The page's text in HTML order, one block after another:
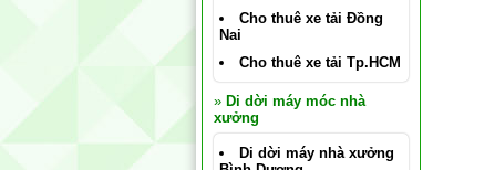
Cho thuê xe tải Đồng
Nai
Cho thuê xe tải Tp.HCM
» Di dời máy móc nhà
xưởng
Di dời máy nhà xưởng